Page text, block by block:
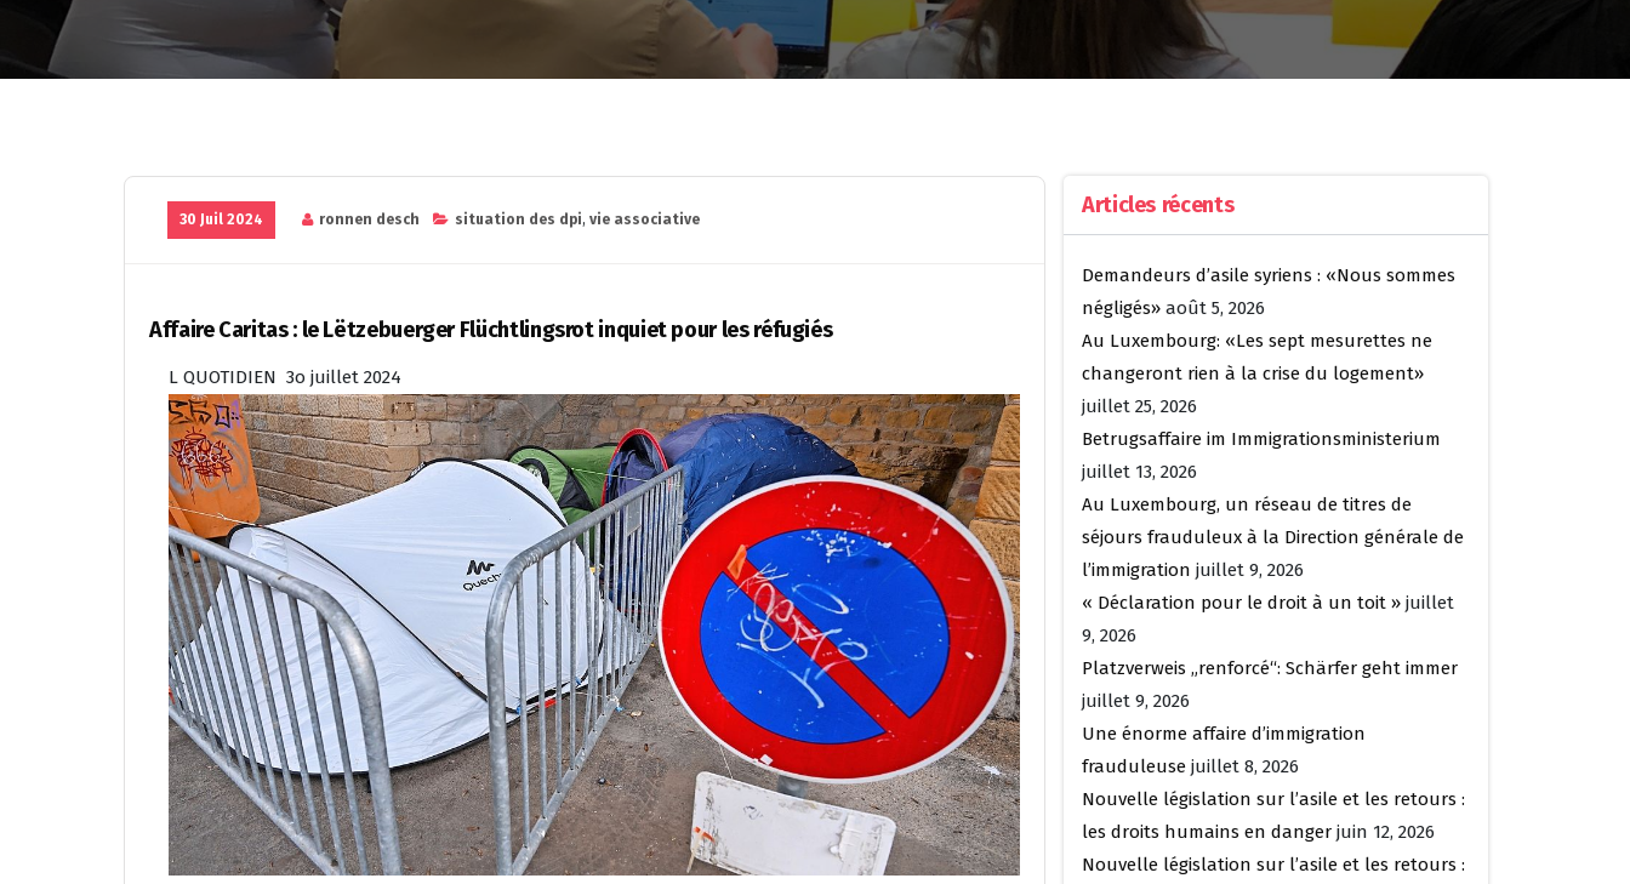
30 Juil 2024 ronnen desch situation des dpi, vie associative
Affaire Caritas : le Lëtzebuerger Flüchtlingsrot inquiet pour les réfugiés
L QUOTIDIEN 3o juillet 2024
Articles récents
Demandeurs d’asile syriens : «Nous sommes
négligés» août 5, 2026
Au Luxembourg: «Les sept mesurettes ne
changeront rien à la crise du logement»
juillet 25, 2026
Betrugsaffaire im Immigrationsministerium
juillet 13, 2026
Au Luxembourg, un réseau de titres de
séjours frauduleux à la Direction générale de
l’immigration juillet 9, 2026
« Déclaration pour le droit à un toit » juillet
9, 2026
Platzverweis „renforcé“: Schärfer geht immer
juillet 9, 2026
Une énorme affaire d’immigration
frauduleuse juillet 8, 2026
Nouvelle législation sur l’asile et les retours :
les droits humains en danger juin 12, 2026
Nouvelle législation sur l’asile et les retours :